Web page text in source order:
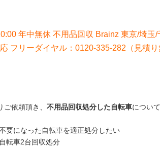
年中無休 不用品回収 Brainz 東京/埼玉/
フリーダイヤル：0120-335-282（見積り
依頼頂き、 不用品回収処分した自転車につい
要になった自転車を適正処分したい
転車2台回収処分